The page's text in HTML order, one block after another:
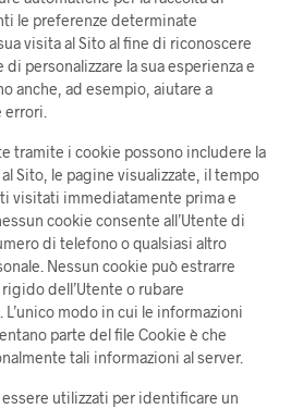
le preferenze determinate
visita al Sito al fine di riconoscere
di personalizzare la sua esperienza e
anche, ad esempio, aiutare a
tramite i cookie possono includere la
Sito, le pagine visualizzate, il tempo
visitati immediatamente prima e
cookie consente all’Utente di
di telefono o qualsiasi altro
Nessun cookie può estrarre
dell’Utente o rubare
modo in cui le informazioni
parte del file Cookie è che
tali informazioni al server.
utilizzati per identificare un